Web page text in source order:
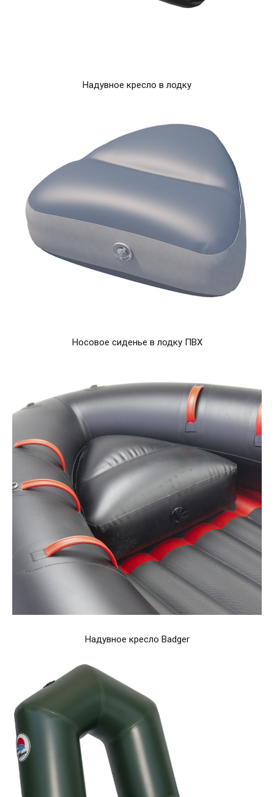
Надувное кресло в лодку
Носовое сиденье в лодку ПВХ
Надувное кресло Badger